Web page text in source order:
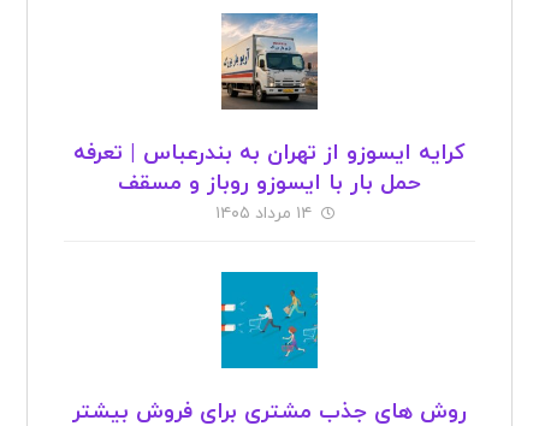
کرایه ایسوزو از تهران به بندرعباس | تعرفه
حمل بار با ایسوزو روباز و مسقف
۱۴ مرداد ۱۴۰۵
روش های جذب مشتری برای فروش بیشتر